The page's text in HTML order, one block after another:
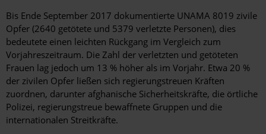
Bis Ende September 2017 dokumentierte UNAMA 8019 zivile
Opfer (2640 getötete und 5379 verletzte Personen), dies
bedeutete einen leichten Rückgang im Vergleich zum
Vorjahreszeitraum. Die Zahl der verletzten und getöteten
Frauen lag jedoch um 13 % höher als im Vorjahr. Etwa 20 %
der zivilen Opfer ließen sich regierungstreuen Kräften
zuordnen, darunter afghanische Sicherheitskräfte, die örtliche
Polizei, regierungstreue bewaffnete Gruppen und die
internationalen Streitkräfte.